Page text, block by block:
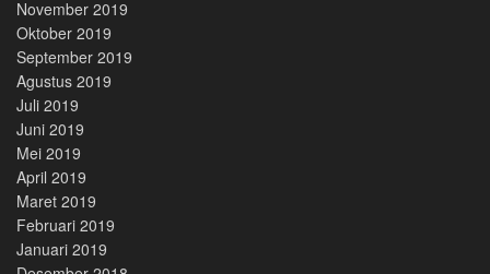
November 2019
Oktober 2019
September 2019
Agustus 2019
Juli 2019
Juni 2019
Mei 2019
April 2019
Maret 2019
Februari 2019
Januari 2019